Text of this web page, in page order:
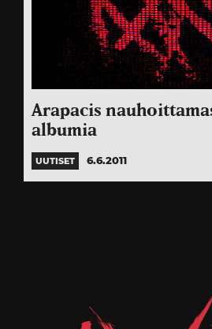
Arapacis
albumia
UUTISET 6.6.2011